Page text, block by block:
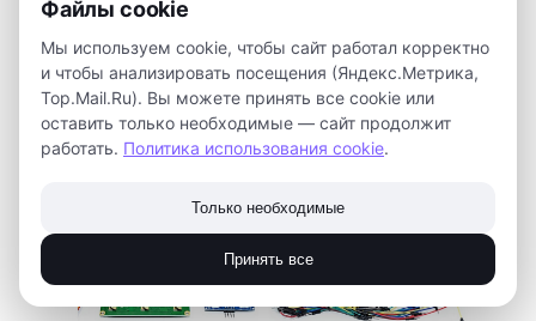
Файлы cookie
Мы используем cookie, чтобы сайт работал корректно
и чтобы анализировать посещения (Яндекс.Метрика,
Top.Mail.Ru). Вы можете принять все cookie или
оставить только необходимые — сайт продолжит
работать. Политика использования cookie.
Только необходимые
Принять все